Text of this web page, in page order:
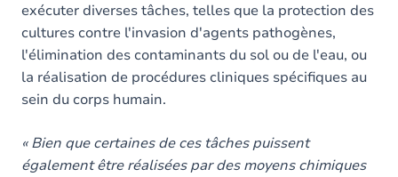
exécuter diverses tâches, telles que la protection des
cultures contre l'invasion d'agents pathogènes,
l'élimination des contaminants du sol ou de l'eau, ou
la réalisation de procédures cliniques spécifiques au
sein du corps humain.
« Bien que certaines de ces tâches puissent
également être réalisées par des moyens chimiques